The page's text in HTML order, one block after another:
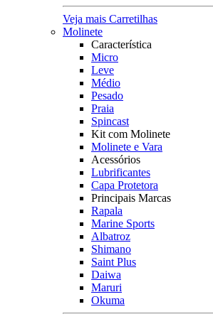
Veja mais Carretilhas
Molinete
Característica
Micro
Leve
Médio
Pesado
Praia
Spincast
Kit com Molinete
Molinete e Vara
Acessórios
Lubrificantes
Capa Protetora
Principais Marcas
Rapala
Marine Sports
Albatroz
Shimano
Saint Plus
Daiwa
Maruri
Okuma